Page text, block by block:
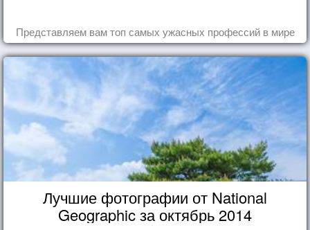
Представляем вам топ самых ужасных профессий в мире
Лучшие фотографии от National
Geographic за октябрь 2014